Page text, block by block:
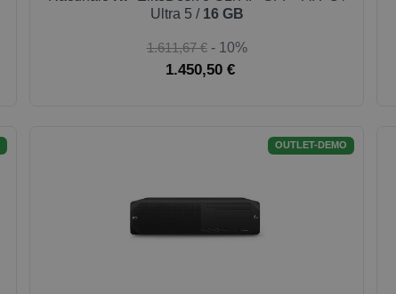
Ultra 5 / 16 GB
1.611,67 € - 10%
1.450,50 €
OUTLET-DEMO